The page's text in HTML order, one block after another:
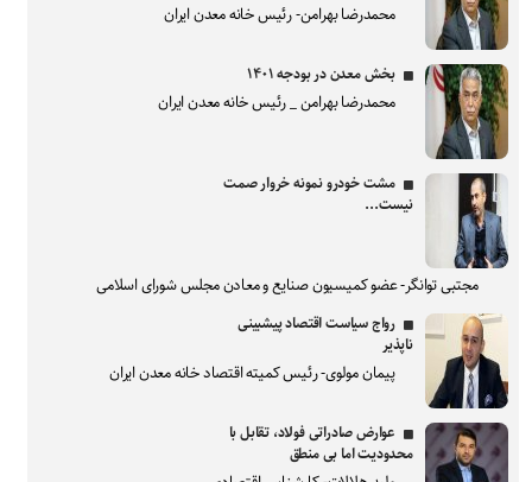
محمدرضا بهرامن- رئیس خانه معدن ایران
بخش معدن در بودجه ۱۴۰۱
محمدرضا بهرامن _ رئیس خانه معدن ایران
مشت خودرو نمونه خروار صمت
نیست...
مجتبی توانگر- عضو کمیسیون صنایع و معادن مجلس شورای اسلامی
رواج سیاست اقتصاد پیشبینی
ناپذیر
پیمان مولوی- رئیس کمیته اقتصاد خانه معدن ایران
عوارض صادراتی فولاد، تقابل با
محدودیت اما بی منطق